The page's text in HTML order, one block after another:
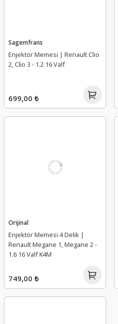
Sagemfrans
Enjektör Memesi | Renault Clio
2, Clio 3 - 1.2 16 Valf
699,00 ₺
Orijinal
Enjektör Memesi 4 Delik |
Renault Megane 1, Megane 2 -
1.6 16 Valf K4M
749,00 ₺